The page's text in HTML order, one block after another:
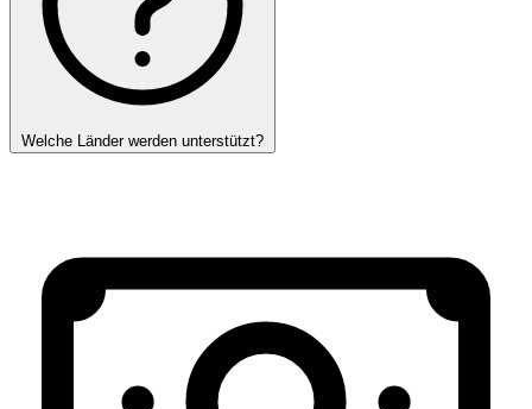
Welche Länder werden unterstützt?